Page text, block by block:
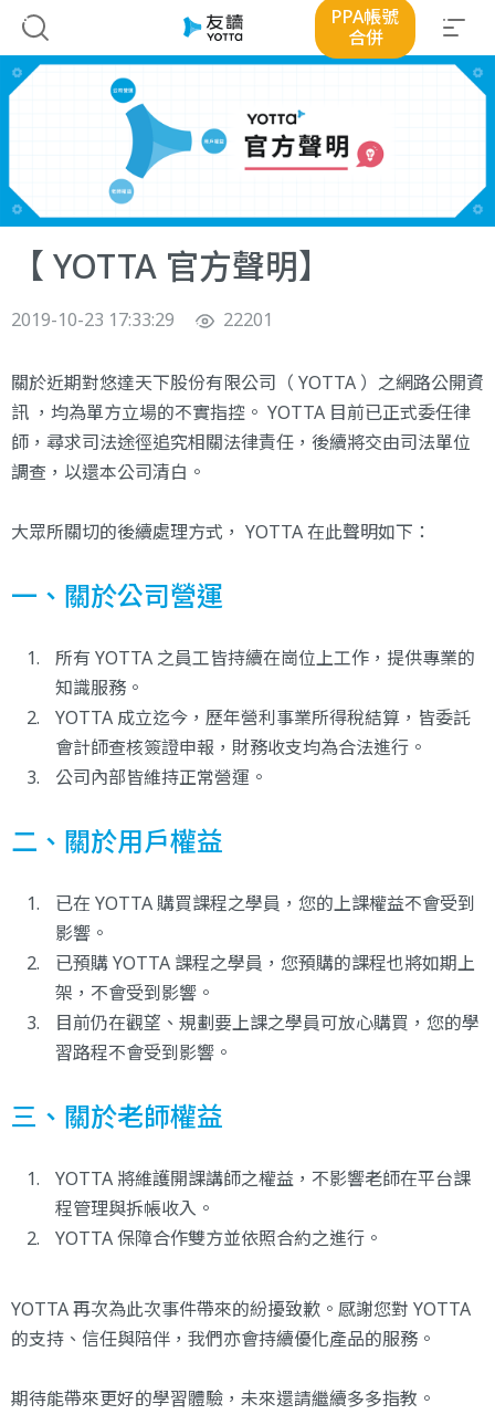
PPA帳號
合併
【 YOTTA 官方聲明】
2019-10-23 17:33:29 22201
關於近期對悠達天下股份有限公司（ YOTTA ）之網路公開資
訊 ，均為單方立場的不實指控。 YOTTA 目前已正式委任律
師，尋求司法途徑追究相關法律責任，後續將交由司法單位
調查，以還本公司清白。
大眾所關切的後續處理方式， YOTTA 在此聲明如下：
一、關於公司營運
所有 YOTTA 之員工皆持續在崗位上工作，提供專業的
知識服務。
YOTTA 成立迄今，歷年營利事業所得稅結算，皆委託
會計師查核簽證申報，財務收支均為合法進行。
公司內部皆維持正常營運。
二、關於用戶權益
已在 YOTTA 購買課程之學員，您的上課權益不會受到
影響。
已預購 YOTTA 課程之學員，您預購的課程也將如期上
架，不會受到影響。
目前仍在觀望、規劃要上課之學員可放心購買，您的學
習路程不會受到影響。
三、關於老師權益
YOTTA 將維護開課講師之權益，不影響老師在平台課
程管理與拆帳收入。
YOTTA 保障合作雙方並依照合約之進行。
YOTTA 再次為此次事件帶來的紛擾致歉。感謝您對 YOTTA
的支持、信任與陪伴，我們亦會持續優化產品的服務。
期待能帶來更好的學習體驗，未來還請繼續多多指教。